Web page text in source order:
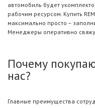
автомобиль будет
рабочим ресурсом. Купить
максимально просто –
Менеджеры оперативно
Почему
нас?
Главные преимущества